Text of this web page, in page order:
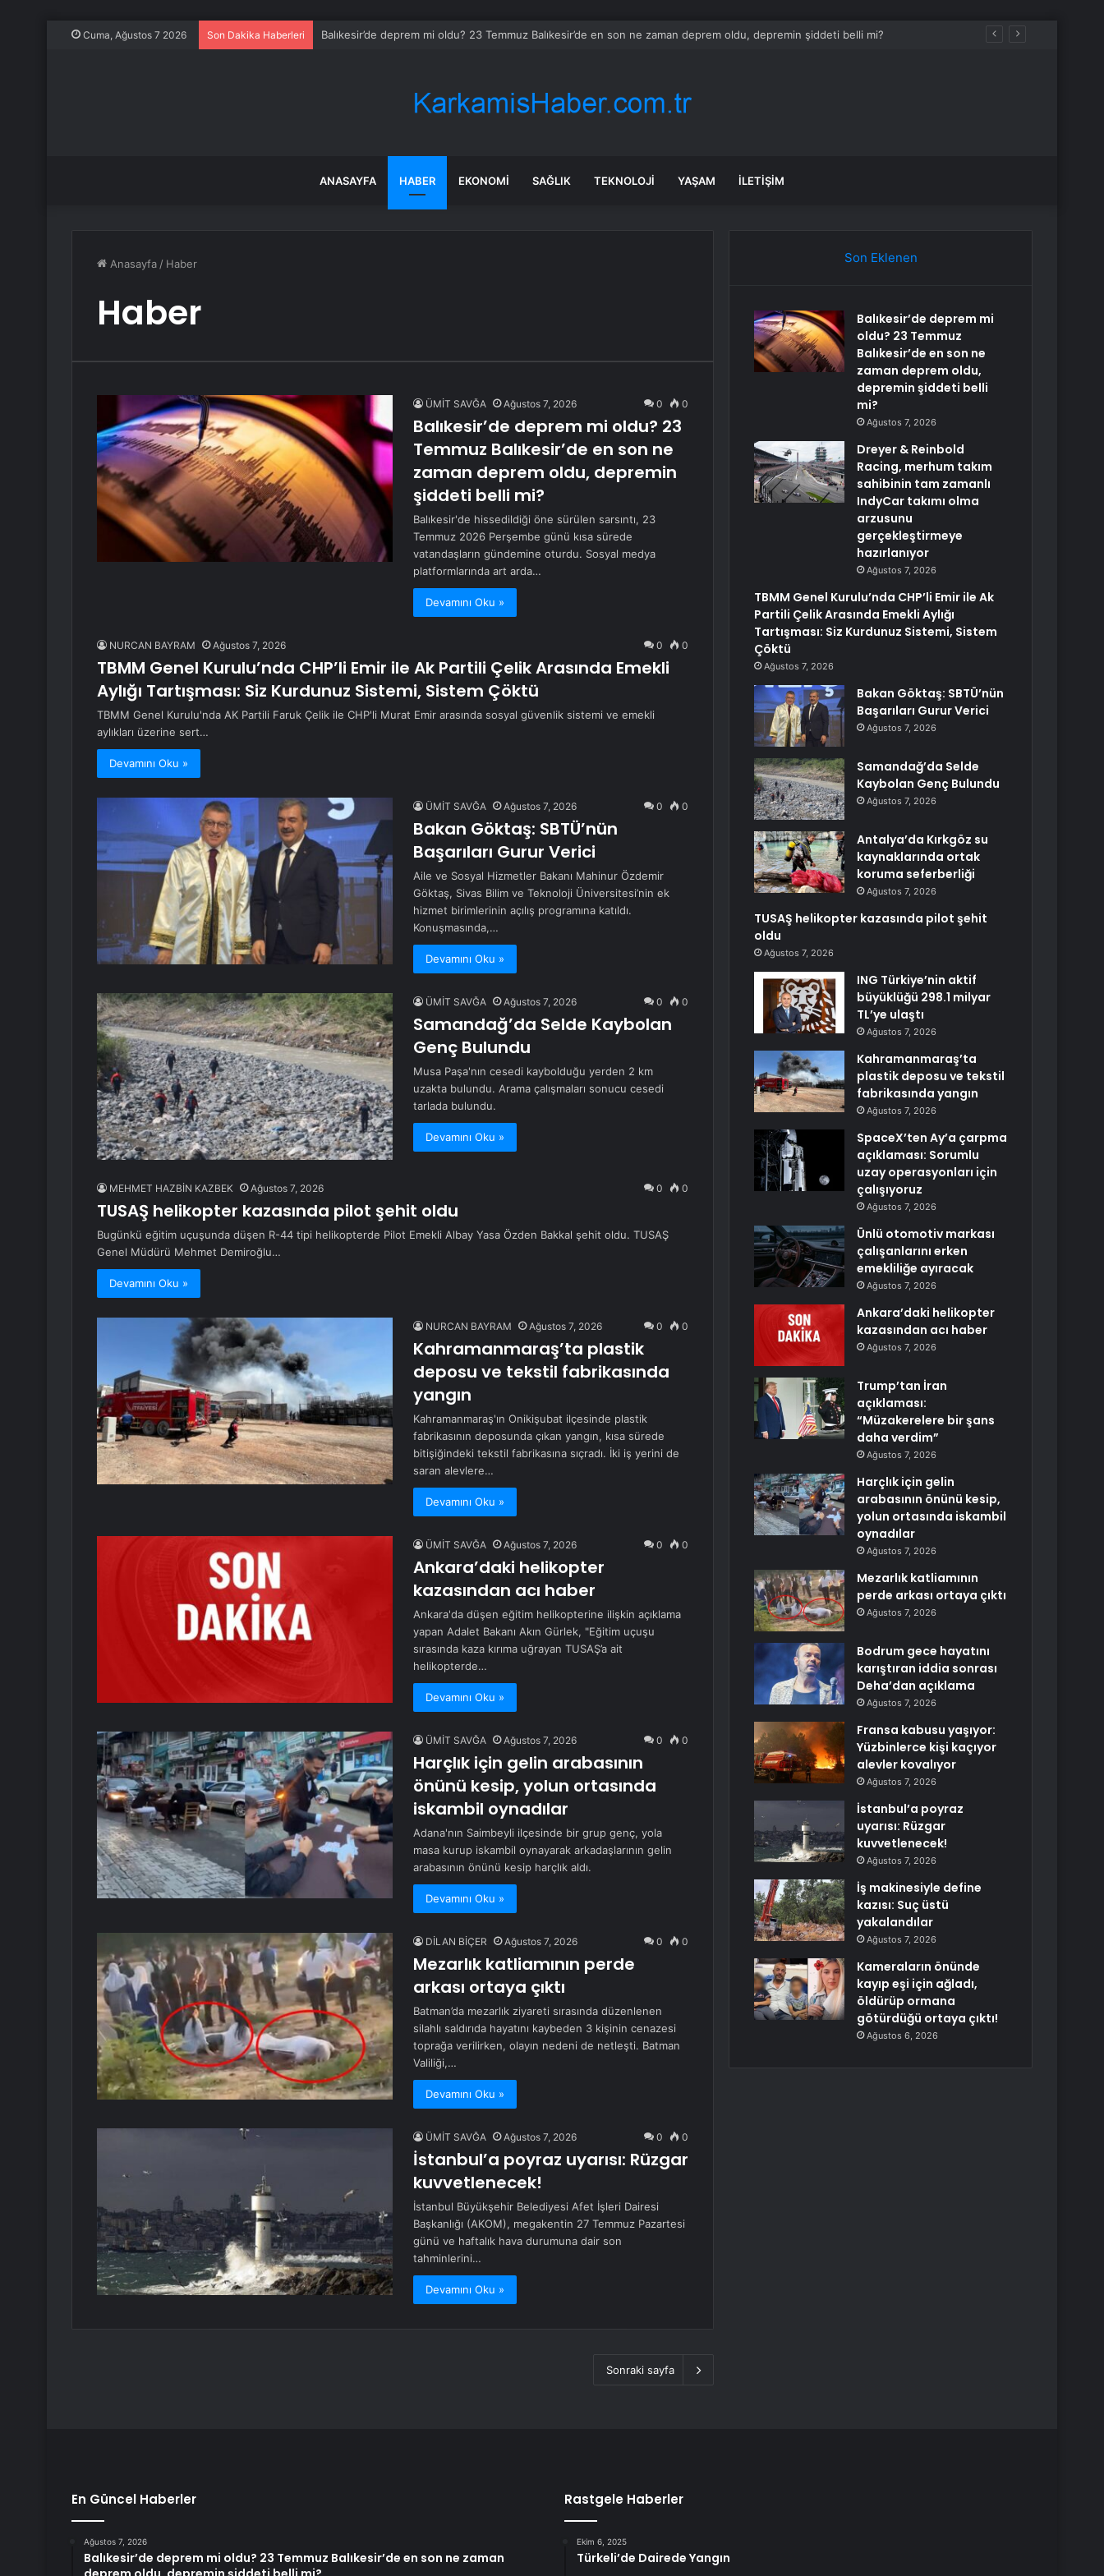
Cuma, Ağustos 7 2026 Son Dakika Haberleri Balıkesir’de deprem mi oldu? 23 Temmuz Balıkesir’de en son ne zaman deprem oldu, depremin şiddeti belli mi?
ANASAYFA HABER EKONOMI SAĞLIK TEKNOLOJI YAŞAM İLETIŞIM
Anasayfa / Haber
Haber
ÜMİT SAVĞA Ağustos 7, 2026 0 0
Balıkesir’de deprem mi oldu? 23
Temmuz Balıkesir’de en son ne
zaman deprem oldu, depremin
şiddeti belli mi?
Balıkesir'de hissedildiği öne sürülen sarsıntı, 23
Temmuz 2026 Perşembe günü kısa sürede
vatandaşların gündemine oturdu. Sosyal medya
platformlarında art arda…
Devamını Oku »
NURCAN BAYRAM Ağustos 7, 2026 0 0
TBMM Genel Kurulu’nda CHP’li Emir ile Ak Partili Çelik Arasında Emekli
Aylığı Tartışması: Siz Kurdunuz Sistemi, Sistem Çöktü
TBMM Genel Kurulu'nda AK Partili Faruk Çelik ile CHP'li Murat Emir arasında sosyal güvenlik sistemi ve emekli
aylıkları üzerine sert…
Devamını Oku »
ÜMİT SAVĞA Ağustos 7, 2026 0 0
Bakan Göktaş: SBTÜ’nün
Başarıları Gurur Verici
Aile ve Sosyal Hizmetler Bakanı Mahinur Özdemir
Göktaş, Sivas Bilim ve Teknoloji Üniversitesi’nin ek
hizmet birimlerinin açılış programına katıldı.
Konuşmasında,…
Devamını Oku »
ÜMİT SAVĞA Ağustos 7, 2026 0 0
Samandağ’da Selde Kaybolan
Genç Bulundu
Musa Paşa'nın cesedi kaybolduğu yerden 2 km
uzakta bulundu. Arama çalışmaları sonucu cesedi
tarlada bulundu.
Devamını Oku »
MEHMET HAZBİN KAZBEK Ağustos 7, 2026 0 0
TUSAŞ helikopter kazasında pilot şehit oldu
Bugünkü eğitim uçuşunda düşen R-44 tipi helikopterde Pilot Emekli Albay Yasa Özden Bakkal şehit oldu. TUSAŞ
Genel Müdürü Mehmet Demiroğlu…
Devamını Oku »
NURCAN BAYRAM Ağustos 7, 2026 0 0
Kahramanmaraş’ta plastik
deposu ve tekstil fabrikasında
yangın
Kahramanmaraş'ın Onikişubat ilçesinde plastik
fabrikasının deposunda çıkan yangın, kısa sürede
bitişiğindeki tekstil fabrikasına sıçradı. İki iş yerini de
saran alevlere…
Devamını Oku »
ÜMİT SAVĞA Ağustos 7, 2026 0 0
Ankara’daki helikopter
kazasından acı haber
Ankara'da düşen eğitim helikopterine ilişkin açıklama
yapan Adalet Bakanı Akın Gürlek, "Eğitim uçuşu
sırasında kaza kırıma uğrayan TUSAŞ’a ait
helikopterde…
Devamını Oku »
ÜMİT SAVĞA Ağustos 7, 2026 0 0
Harçlık için gelin arabasının
önünü kesip, yolun ortasında
iskambil oynadılar
Adana'nın Saimbeyli ilçesinde bir grup genç, yola
masa kurup iskambil oynayarak arkadaşlarının gelin
arabasının önünü kesip harçlık aldı.
Devamını Oku »
DİLAN BİÇER Ağustos 7, 2026 0 0
Mezarlık katliamının perde
arkası ortaya çıktı
Batman’da mezarlık ziyareti sırasında düzenlenen
silahlı saldırıda hayatını kaybeden 3 kişinin cenazesi
toprağa verilirken, olayın nedeni de netleşti. Batman
Valiliği,…
Devamını Oku »
ÜMİT SAVĞA Ağustos 7, 2026 0 0
İstanbul’a poyraz uyarısı: Rüzgar
kuvvetlenecek!
İstanbul Büyükşehir Belediyesi Afet İşleri Dairesi
Başkanlığı (AKOM), megakentin 27 Temmuz Pazartesi
günü ve haftalık hava durumuna dair son
tahminlerini…
Devamını Oku »
Sonraki sayfa
Son Eklenen
Balıkesir’de deprem mi
oldu? 23 Temmuz
Balıkesir’de en son ne
zaman deprem oldu,
depremin şiddeti belli
mi?
Ağustos 7, 2026
Dreyer & Reinbold
Racing, merhum takım
sahibinin tam zamanlı
IndyCar takımı olma
arzusunu
gerçekleştirmeye
hazırlanıyor
Ağustos 7, 2026
TBMM Genel Kurulu’nda CHP’li Emir ile Ak
Partili Çelik Arasında Emekli Aylığı
Tartışması: Siz Kurdunuz Sistemi, Sistem
Çöktü
Ağustos 7, 2026
Bakan Göktaş: SBTÜ’nün
Başarıları Gurur Verici
Ağustos 7, 2026
Samandağ’da Selde
Kaybolan Genç Bulundu
Ağustos 7, 2026
Antalya’da Kırkgöz su
kaynaklarında ortak
koruma seferberliği
Ağustos 7, 2026
TUSAŞ helikopter kazasında pilot şehit
oldu
Ağustos 7, 2026
ING Türkiye’nin aktif
büyüklüğü 298.1 milyar
TL’ye ulaştı
Ağustos 7, 2026
Kahramanmaraş’ta
plastik deposu ve tekstil
fabrikasında yangın
Ağustos 7, 2026
SpaceX’ten Ay’a çarpma
açıklaması: Sorumlu
uzay operasyonları için
çalışıyoruz
Ağustos 7, 2026
Ünlü otomotiv markası
çalışanlarını erken
emekliliğe ayıracak
Ağustos 7, 2026
Ankara’daki helikopter
kazasından acı haber
Ağustos 7, 2026
Trump’tan İran
açıklaması:
“Müzakerelere bir şans
daha verdim”
Ağustos 7, 2026
Harçlık için gelin
arabasının önünü kesip,
yolun ortasında iskambil
oynadılar
Ağustos 7, 2026
Mezarlık katliamının
perde arkası ortaya çıktı
Ağustos 7, 2026
Bodrum gece hayatını
karıştıran iddia sonrası
Deha’dan açıklama
Ağustos 7, 2026
Fransa kabusu yaşıyor:
Yüzbinlerce kişi kaçıyor
alevler kovalıyor
Ağustos 7, 2026
İstanbul’a poyraz
uyarısı: Rüzgar
kuvvetlenecek!
Ağustos 7, 2026
İş makinesiyle define
kazısı: Suç üstü
yakalandılar
Ağustos 7, 2026
Kameraların önünde
kayıp eşi için ağladı,
öldürüp ormana
götürdüğü ortaya çıktı!
Ağustos 6, 2026
En Güncel Haberler
Ağustos 7, 2026
Balıkesir’de deprem mi oldu? 23 Temmuz Balıkesir’de en son ne zaman
Rastgele Haberler
Ekim 6, 2025
Türkeli’de Dairede Yangın